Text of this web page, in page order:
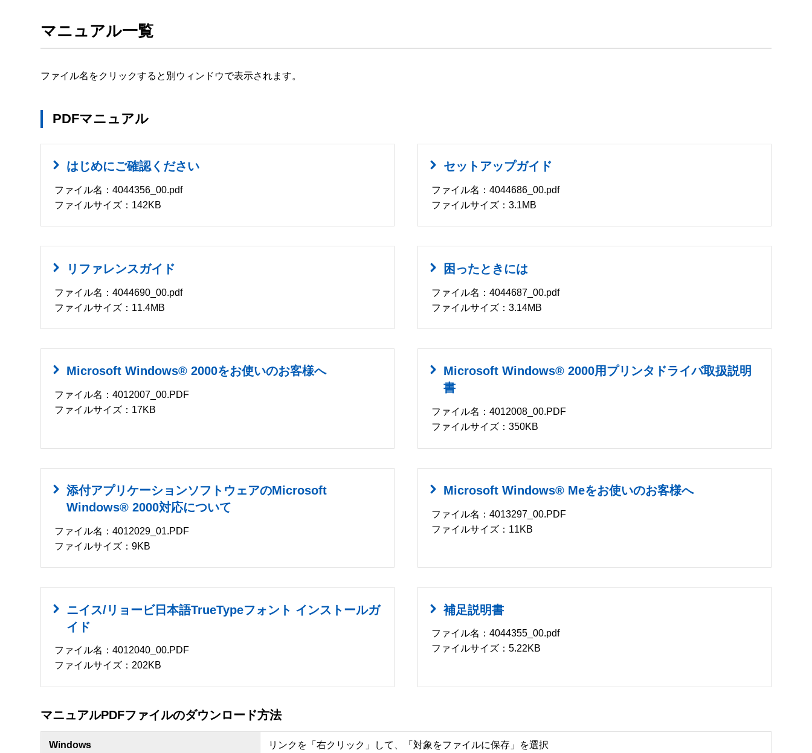
マニュアル一覧
ファイル名をクリックすると別ウィンドウで表示されます。
PDFマニュアル
はじめにご確認ください
ファイル名：4044356_00.pdf
ファイルサイズ：142KB
セットアップガイド
ファイル名：4044686_00.pdf
ファイルサイズ：3.1MB
リファレンスガイド
ファイル名：4044690_00.pdf
ファイルサイズ：11.4MB
困ったときには
ファイル名：4044687_00.pdf
ファイルサイズ：3.14MB
Microsoft Windows® 2000をお使いのお客様へ
ファイル名：4012007_00.PDF
ファイルサイズ：17KB
Microsoft Windows® 2000用プリンタドライバ取扱説明
書
ファイル名：4012008_00.PDF
ファイルサイズ：350KB
添付アプリケーションソフトウェアのMicrosoft
Windows® 2000対応について
ファイル名：4012029_01.PDF
ファイルサイズ：9KB
Microsoft Windows® Meをお使いのお客様へ
ファイル名：4013297_00.PDF
ファイルサイズ：11KB
ニイス/リョービ日本語TrueTypeフォント インストールガ
イド
ファイル名：4012040_00.PDF
ファイルサイズ：202KB
補足説明書
ファイル名：4044355_00.pdf
ファイルサイズ：5.22KB
マニュアルPDFファイルのダウンロード方法
Windows リンクを「右クリック」して、「対象をファイルに保存」を選択